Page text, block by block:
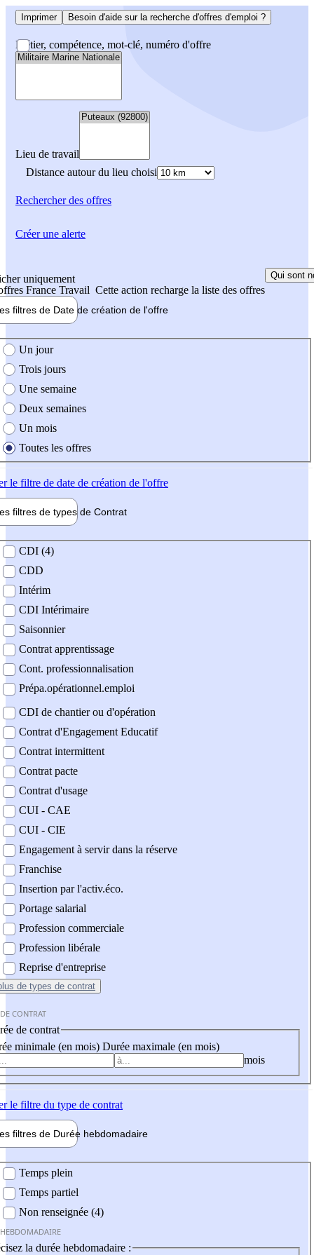
Imprimer Besoin d'aide sur la recherche d'offres d'emploi ?
Métier, compétence, mot-clé, numéro d'offre
Lieu de travail
Distance autour du lieu choisi
Rechercherdes offres
uniquement
France Travail Cette action recharge la liste des offres
Qui sont
filtres de Date de création de l'offre
création de l'offre
Un jour
Trois jours
Une semaine
Deux semaines
Un mois
Toutes les offres
le filtre de date de création de l'offre
filtres de types de Contrat
contrat
CDI (4)
CDD
Intérim
CDI Intérimaire
Saisonnier
Contrat apprentissage
Cont. professionnalisation
Prépa.opérationnel.emploi
CDI de chantier ou d'opération
Contrat d'Engagement Educatif
Contrat intermittent
Contrat pacte
Contrat d'usage
CUI - CAE
CUI - CIE
Engagement à servir dans la réserve
Franchise
Insertion par l'activ.éco.
Portage salarial
Profession commerciale
Profession libérale
Reprise d'entreprise
de types de contrat
CONTRAT
de contrat
minimale (en mois) Durée maximale (en mois)
mois
le filtre du type de contrat
filtres de Durée hebdomadaire
Temps plein
Temps partiel
Non renseignée (4)
la durée hebdomadaire :
Créer une alerte